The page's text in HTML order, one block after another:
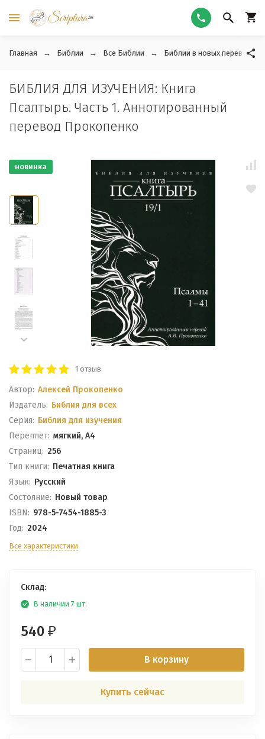
Главная Библии Все Библии Библии в новых переводах
БИБЛИЯ ДЛЯ ИЗУЧЕНИЯ: Книга
Псалтырь. Часть 1. Аннотированный
перевод Прокопенко
новинка
1 отзыв
Автор: Алексей Прокопенко
Издатель: Библия для всех
Серия: Библия для изучения
Переплет: мягкий, А4
Cтраниц: 256
Тип книги: Печатная книга
Язык: Русский
Состояние: Новый товар
ISBN: 978-5-7454-1885-3
Год: 2024
Все характеристики
Склад:
В наличии 7 шт.
540 ₽
В корзину
Купить сейчас